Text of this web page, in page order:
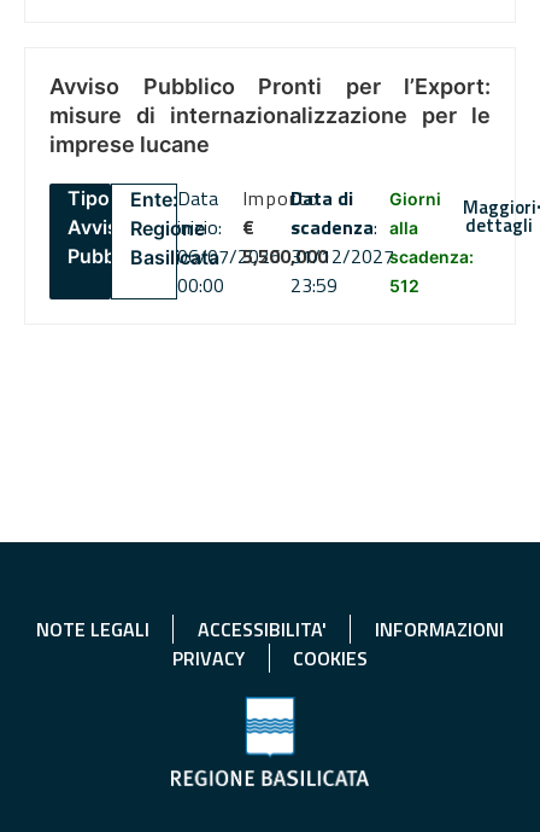
Avviso Pubblico Pronti per l’Export:
misure di internazionalizzazione per le
imprese lucane
Tipo:
Avviso
Pubblico
Ente:
Regione
Basilicata
Data
inizio:
06/07/2026
00:00
Importo
€
5,500,000
Data di
scadenza:
31/12/2027
23:59
Giorni
alla
scadenza:
512
Maggiori
dettagli
NOTE LEGALI ACCESSIBILITA'
INFORMAZIONI
PRIVACY
COOKIES